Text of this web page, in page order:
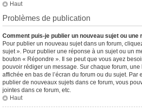
Haut
Problèmes de publication
Comment puis-je publier un nouveau sujet ou une
Pour publier un nouveau sujet dans un forum,
sujet ». Pour publier une réponse à un sujet ou un
bouton « Répondre ». Il se peut que vous ayez
pouvoir rédiger un message. Sur chaque forum,
affichée en bas de l’écran du forum ou du sujet. Par
publier de nouveaux sujets dans ce forum, vous
jointes dans ce forum, etc.
Haut